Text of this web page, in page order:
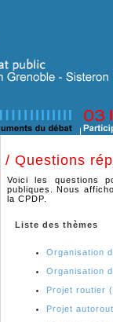
/ Questions
Voici les questions
publiques. Nous
la CPDP.
Liste des thèmes
Organisation
Organisation
Projet routier
Projet